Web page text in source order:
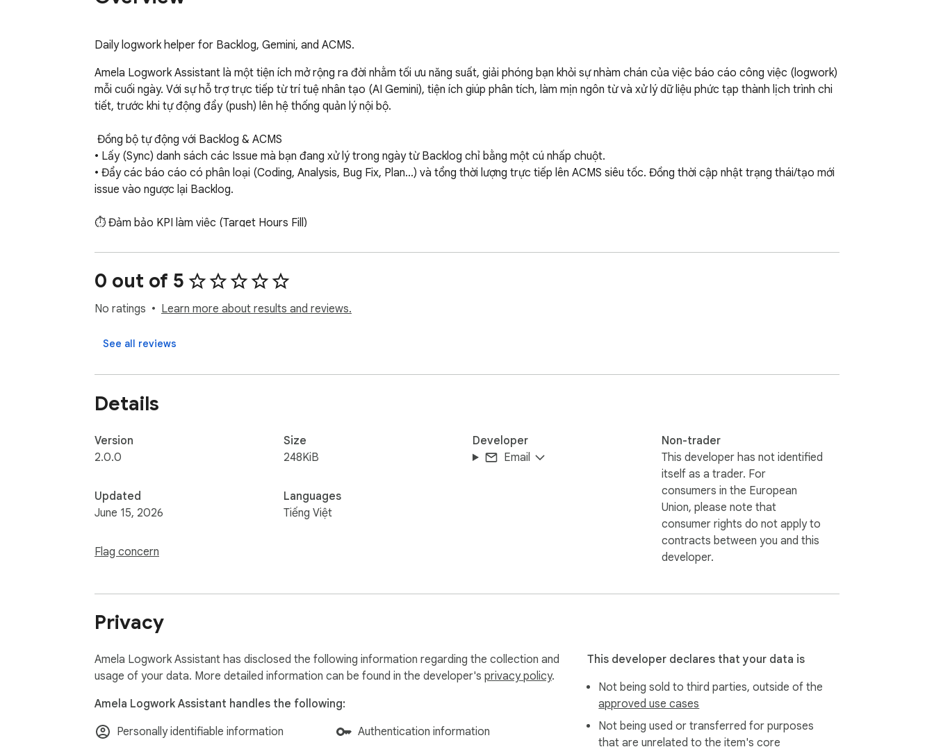
Daily logwork helper for Backlog, Gemini, and ACMS.
Amela Logwork Assistant là một tiện ích mở rộng ra đời nhằm tối ưu năng suất, giải phóng bạn khỏi sự nhàm chán của việc báo cáo công việc (logwork)
mỗi cuối ngày. Với sự hỗ trợ trực tiếp từ trí tuệ nhân tạo (AI Gemini), tiện ích giúp phân tích, làm mịn ngôn từ và xử lý dữ liệu phức tạp thành lịch trình chi
tiết, trước khi tự động đẩy (push) lên hệ thống quản lý nội bộ.
• Lấy (Sync) danh sách các Issue mà bạn đang xử lý trong ngày từ Backlog chỉ bằng một cú nhấp chuột.
• Đẩy các báo cáo có phân loại (Coding, Analysis, Bug Fix, Plan...) và tổng thời lượng trực tiếp lên ACMS siêu tốc. Đồng thời cập nhật trạng thái/tạo mới
issue vào ngược lại Backlog.
⏱ Đảm bảo KPI làm việc (Target Hours Fill)
sao cho khớp phân bổ.
0 out of 5
No ratings Learn more about results and reviews.
See all reviews
Details
Version
2.0.0
Updated
June 15, 2026
Flag concern
Size
248KiB
Languages
Tiếng Việt
Developer
Email
Non-trader
This developer has not identified
itself as a trader. For
consumers in the European
Union, please note that
consumer rights do not apply to
contracts between you and this
developer.
Privacy
Amela Logwork Assistant has disclosed the following information regarding the collection and
usage of your data. More detailed information can be found in the developer's privacy policy.
Amela Logwork Assistant handles the following:
Personally identifiable information
Authentication information
This developer declares that your data is
Not being sold to third parties, outside of the
approved use cases
Not being used or transferred for purposes
that are unrelated to the item's core